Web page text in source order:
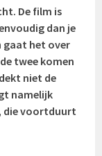
De film is
dan je
gaat het over
twee komen
niet de
namelijk
die voortduurt